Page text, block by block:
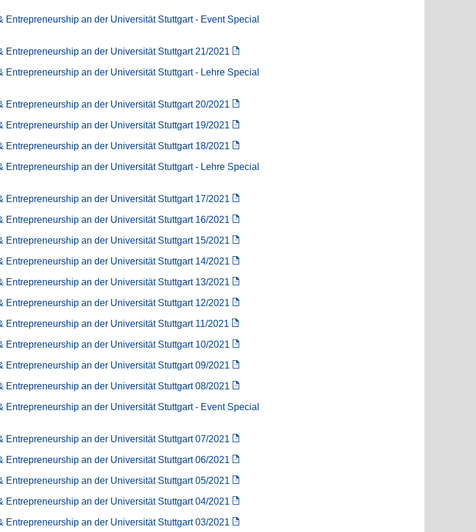
Entrepreneurship an der Universität Stuttgart - Event Special
Entrepreneurship an der Universität Stuttgart 21/2021
Entrepreneurship an der Universität Stuttgart - Lehre Special
Entrepreneurship an der Universität Stuttgart 20/2021
Entrepreneurship an der Universität Stuttgart 19/2021
Entrepreneurship an der Universität Stuttgart 18/2021
Entrepreneurship an der Universität Stuttgart - Lehre Special
Entrepreneurship an der Universität Stuttgart 17/2021
Entrepreneurship an der Universität Stuttgart 16/2021
Entrepreneurship an der Universität Stuttgart 15/2021
Entrepreneurship an der Universität Stuttgart 14/2021
Entrepreneurship an der Universität Stuttgart 13/2021
Entrepreneurship an der Universität Stuttgart 12/2021
Entrepreneurship an der Universität Stuttgart 11/2021
Entrepreneurship an der Universität Stuttgart 10/2021
Entrepreneurship an der Universität Stuttgart 09/2021
Entrepreneurship an der Universität Stuttgart 08/2021
Entrepreneurship an der Universität Stuttgart - Event Special
Entrepreneurship an der Universität Stuttgart 07/2021
Entrepreneurship an der Universität Stuttgart 06/2021
Entrepreneurship an der Universität Stuttgart 05/2021
Entrepreneurship an der Universität Stuttgart 04/2021
Entrepreneurship an der Universität Stuttgart 03/2021